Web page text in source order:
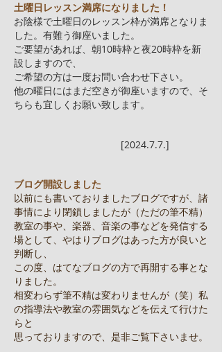
土曜日レッスン満席になりました！
お陰様で土曜日のレッスン枠が満席となりま
した。有難う御座いました。
​ご要望があれば、朝10時枠と夜20時枠を新
設しますので、
ご希望の方は一度お問い合わせ下さい。
他の曜日にはまだ空きが御座いますので、そ
ちらも宜しくお願い致します。
[2024.7.7.]
ブログ開設しました
以前にも書いておりましたブログですが、諸
事情により閉鎖しましたが（ただの筆不精）
教室の事や、楽器、音楽の事などを発信する
場として、やはりブログはあった方が良いと
判断し、
この度、はてなブログの方で再開する事とな
りました。
相変わらず筆不精は変わりませんが（笑）私
の指導法や教室の雰囲気などを伝えて行けた
らと
思っておりますので、是非ご覧下さいませ。